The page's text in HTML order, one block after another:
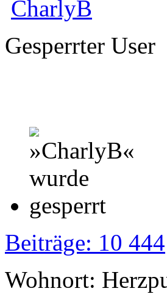
CharlyB
Gesperrter User
Beiträge: 10 444
Wohnort: